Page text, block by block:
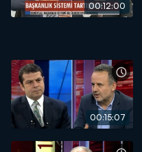
00:12:00
00:15:07